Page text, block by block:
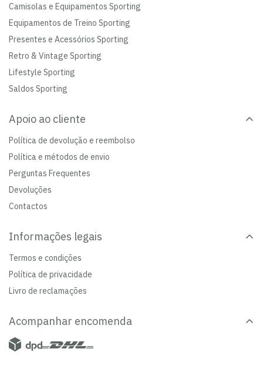
Camisolas e Equipamentos Sporting
Equipamentos de Treino Sporting
Presentes e Acessórios Sporting
Retro & Vintage Sporting
Lifestyle Sporting
Saldos Sporting
Apoio ao cliente
Política de devolução e reembolso
Política e métodos de envio
Perguntas Frequentes
Devoluções
Contactos
Informações legais
Termos e condições
Política de privacidade
Livro de reclamações
Acompanhar encomenda